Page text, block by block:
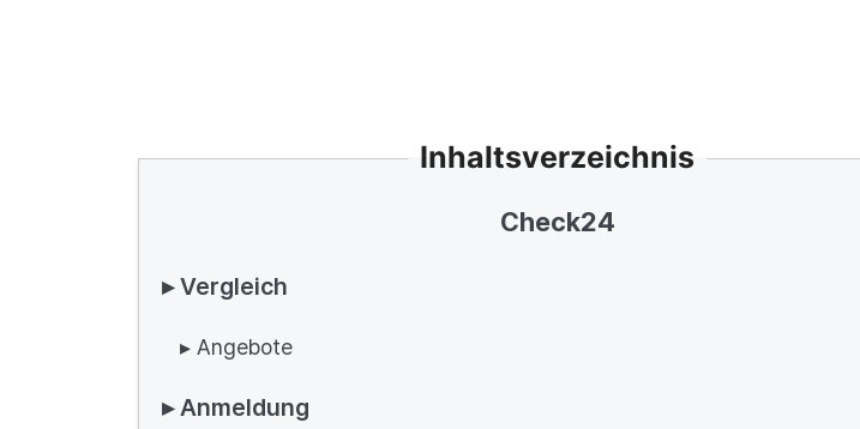
Inhaltsverzeichnis
Check24
▸ Vergleich
▸ Angebote
▸ Anmeldung